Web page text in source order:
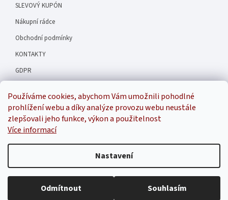
Používáme cookies, abychom Vám umožnili pohodlné
prohlížení webu a díky analýze provozu webu neustále
zlepšovali jeho funkce, výkon a použitelnost
Více informací
Nastavení
Odmítnout Souhlasím
SLEVOVÝ KUPÓN
Nákupní rádce
Obchodní podmínky
KONTAKTY
GDPR
Náš příběh
Inspirala